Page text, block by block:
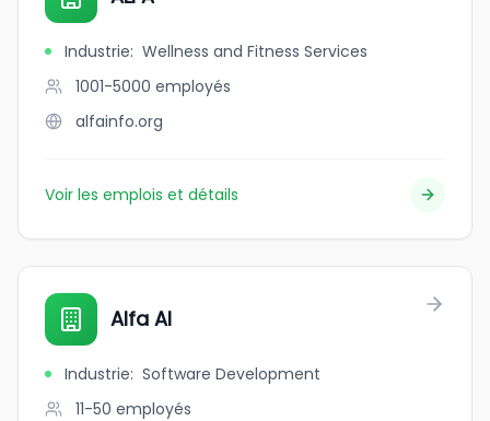
Industrie: Wellness and Fitness Services
1001-5000 employés
alfainfo.org
Voir les emplois et détails
Alfa AI
Industrie: Software Development
11-50 employés